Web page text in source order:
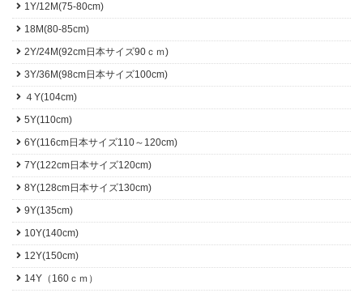
1Y/12M(75-80cm)
18M(80-85cm)
2Y/24M(92cm日本サイズ90ｃｍ)
3Y/36M(98cm日本サイズ100cm)
４Y(104cm)
5Y(110cm)
6Y(116cm日本サイズ110～120cm)
7Y(122cm日本サイズ120cm)
8Y(128cm日本サイズ130cm)
9Y(135cm)
10Y(140cm)
12Y(150cm)
14Y（160ｃｍ）